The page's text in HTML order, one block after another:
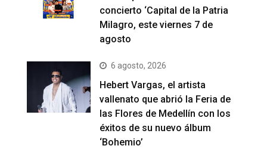
concierto ‘Capital de la Patria
Milagro, este viernes 7 de
agosto
6 agosto, 2026
Hebert Vargas, el artista
vallenato que abrió la Feria de
las Flores de Medellín con los
éxitos de su nuevo álbum
‘Bohemio’